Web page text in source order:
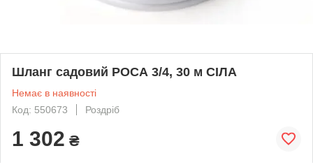
Шланг садовий РОСА 3/4, 30 м СІЛА
Немає в наявності
Код: 550673
Роздріб
1 302 ₴